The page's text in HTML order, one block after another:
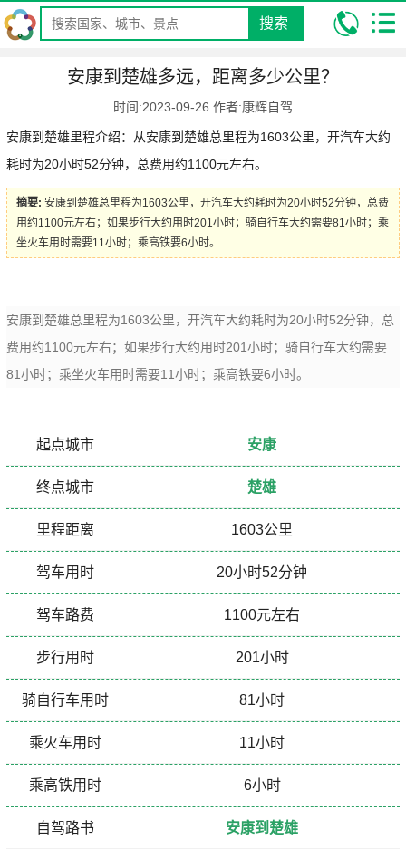
搜索
康到楚雄多远，距离多少公里？
安康到楚雄多远，距离多少公里？
时间:2023-09-26 作者:康辉自驾
安康到楚雄里程介绍：从安康到楚雄总里程为1603公里，开汽车大约
耗时为20小时52分钟，总费用约1100元左右。
摘要: 安康到楚雄总里程为1603公里，开汽车大约耗时为20小时52分钟，总费
用约1100元左右；如果步行大约用时201小时；骑自行车大约需要81小时；乘
坐火车用时需要11小时；乘高铁要6小时。
安康到楚雄总里程为1603公里，开汽车大约耗时为20小时52分钟，总
费用约1100元左右；如果步行大约用时201小时；骑自行车大约需要
81小时；乘坐火车用时需要11小时；乘高铁要6小时。
起点城市 安康
终点城市 楚雄
里程距离 1603公里
驾车用时 20小时52分钟
驾车路费 1100元左右
步行用时 201小时
骑自行车用时 81小时
乘火车用时 11小时
乘高铁用时 6小时
自驾路书 安康到楚雄